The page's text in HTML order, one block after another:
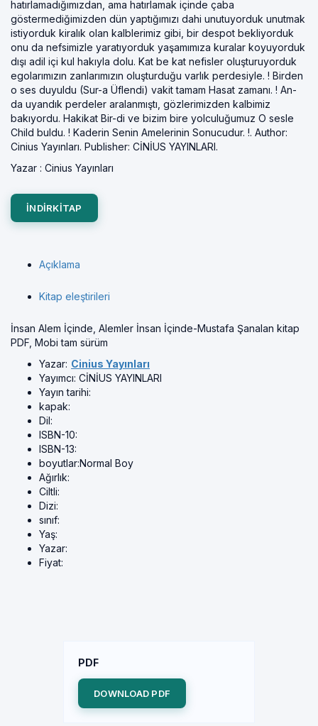
hatırlamadığımızdan, ama hatırlamak içinde çaba
göstermediğimizden dün yaptığımızı dahi unutuyorduk unutmak
istiyorduk kiralık olan kalblerimiz gibi, bir despot bekliyorduk
onu da nefsimizle yaratıyorduk yaşamımıza kuralar koyuyorduk
dışı adil içi kul hakıyla dolu. Kat be kat nefisler oluşturuyorduk
egolarımızın zanlarımızın oluşturduğu varlık perdesiyle. ! Birden
o ses duyuldu (Sur-a Üflendi) vakit tamam Hasat zamanı. ! An-
da uyandık perdeler aralanmıştı, gözlerimizden kalbimiz
bakıyordu. Hakikat Bir-di ve bizim bire yolculuğumuz O sesle
Child buldu. ! Kaderin Senin Amelerinin Sonucudur. !. Author:
Cinius Yayınları. Publisher: CİNİUS YAYINLARI.
Yazar : Cinius Yayınları
INDIRKITAP
Açıklama
Kitap eleştirileri
İnsan Alem İçinde, Alemler İnsan İçinde-Mustafa Şanalan kitap
PDF, Mobi tam sürüm
Yazar: Cinius Yayınları
Yayımcı: CİNİUS YAYINLARI
Yayın tarihi:
kapak:
Dil:
ISBN-10:
ISBN-13:
boyutlar:Normal Boy
Ağırlık:
Ciltli:
Dizi:
sınıf:
Yaş:
Yazar:
Fiyat:
PDF
DOWNLOAD PDF